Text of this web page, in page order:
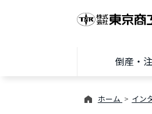
倒産・
ホーム イン